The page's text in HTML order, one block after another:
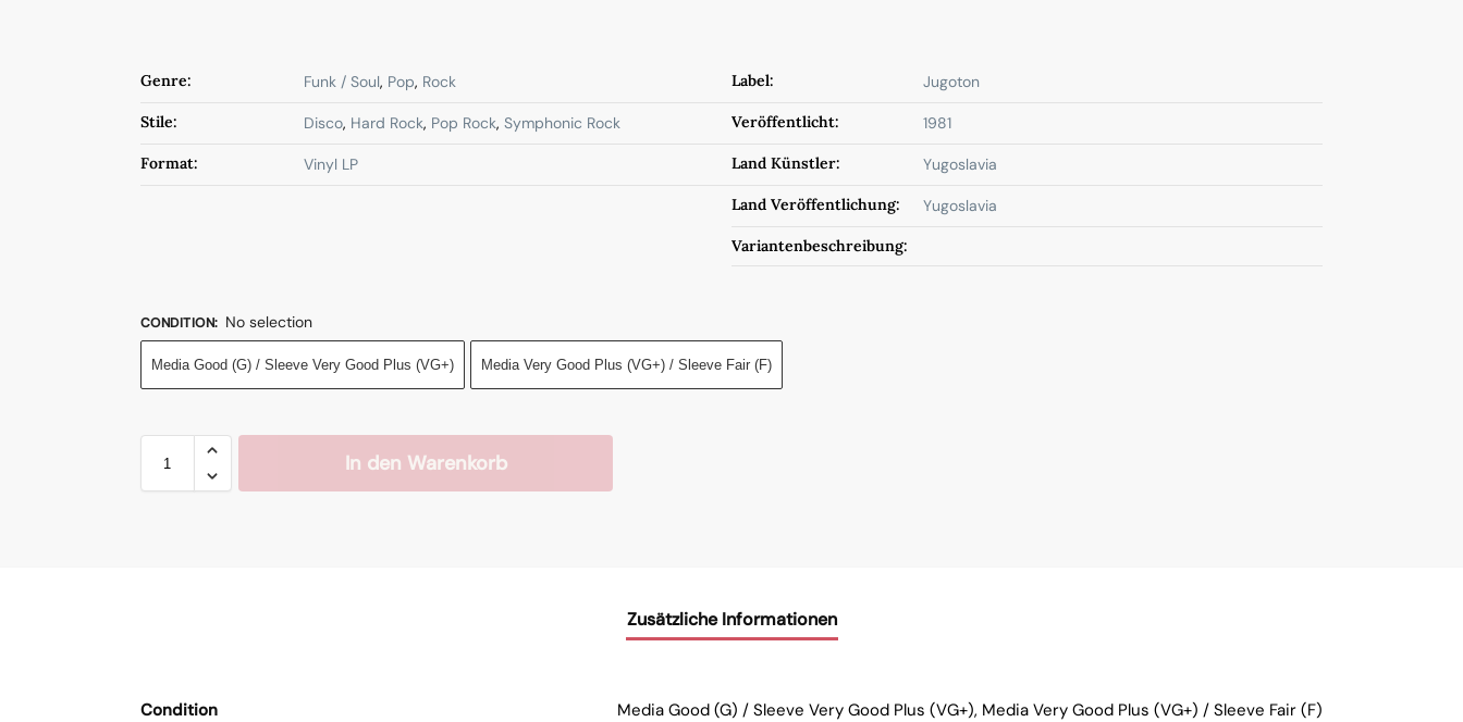
Genre: Funk / Soul, Pop, Rock
Stile: Disco, Hard Rock, Pop Rock, Symphonic Rock
Format: Vinyl LP
Label: Jugoton
Veröffentlicht: 1981
Land Künstler: Yugoslavia
Land Veröffentlichung: Yugoslavia
Variantenbeschreibung:
CONDITION: No selection
Media Good (G) / Sleeve Very Good Plus (VG+) Media Very Good Plus (VG+) / Sleeve Fair (F)
In den Warenkorb
Zusätzliche Informationen
Condition Media Good (G) / Sleeve Very Good Plus (VG+), Media Very Good Plus (VG+) / Sleeve Fair (F)